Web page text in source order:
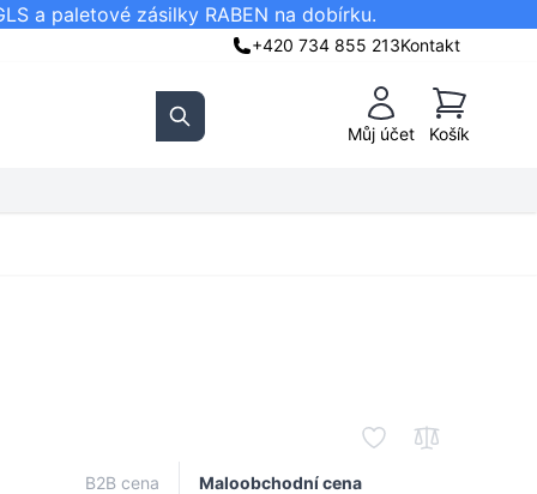
a paletové zásilky RABEN na dobírku.
+420 734 855 213Kontakt
Search Můj účet
Košík
Košík
B2B cena Maloobchodní cena